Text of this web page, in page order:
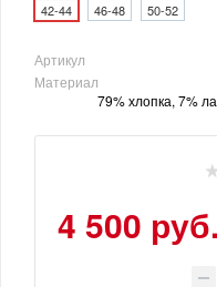
42-44 46-48 50-52
Артикул
Материал
79% хлопка, 7%
4 500 руб.